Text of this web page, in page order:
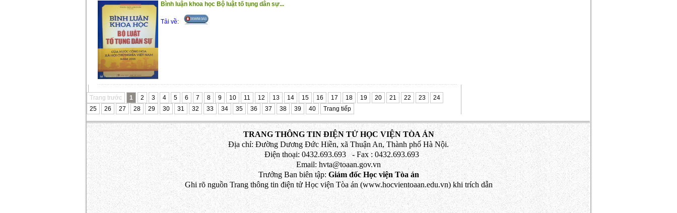
Bình luận khoa học Bộ luật tố tụng dân sự...
Tải về:
Trang trước 1 2 3 4 5 6 7 8 9 10 11 12 13 14 15 16 17 18 19 20 21 22 23
24
25
26 27 28 29 30 31 32 33 34 35 36 37 38 39 40 Trang tiếp
TRANG THÔNG TIN ĐIỆN TỬ HỌC VIỆN TÒA ÁN
Địa chỉ: Đường Dương Đức Hiền, xã Thuận An, Thành phố Hà Nội.
Điện thoại: 0432.693.693 - Fax : 0432.693.693
Email: hvta@toaan.gov.vn
Trưởng Ban biên tập:Giám đốc Học viện Tòa án
Ghi rõ nguồn Trang thông tin điện tử Học viện Tòa án (www.hocvientoaan.edu.vn) khi trích dẫn